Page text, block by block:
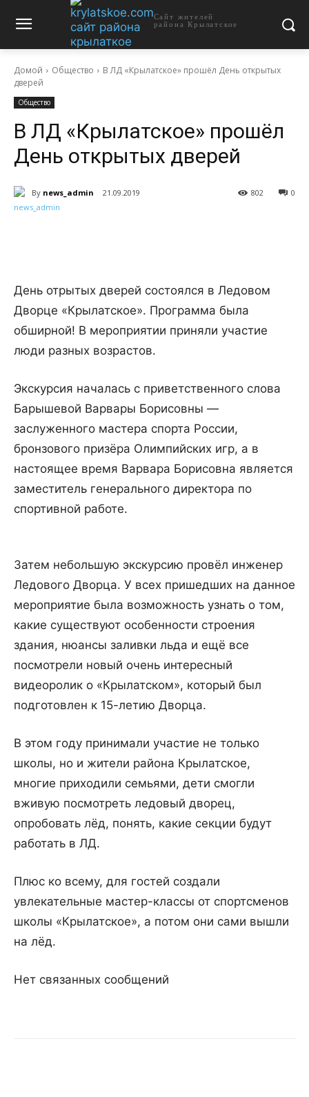
Сайт жителей
района Крылатское
Домой Общество
В ЛД «Крылатское» прошёл День открытых
дверей
Общество
В ЛД «Крылатское» прошёл
День открытых дверей
By news_admin 21.09.2019 0
802
День отрытых дверей состоялся в Ледовом
Дворце «Крылатское». Программа была
обширной! В мероприятии приняли участие
люди разных возрастов.
Экскурсия началась с приветственного слова
Барышевой Варвары Борисовны —
заслуженного мастера спорта России,
бронзового призёра Олимпийских игр, а в
настоящее время Варвара Борисовна является
заместитель генерального директора по
спортивной работе.
Затем небольшую экскурсию провёл инженер
Ледового Дворца. У всех пришедших на данное
мероприятие была возможность узнать о том,
какие существуют особенности строения
здания, нюансы заливки льда и ещё все
посмотрели новый очень интересный
видеоролик о «Крылатском», который был
подготовлен к 15-летию Дворца.
В этом году принимали участие не только
школы, но и жители района Крылатское,
многие приходили семьями, дети смогли
вживую посмотреть ледовый дворец,
опробовать лёд, понять, какие секции будут
работать в ЛД.
Плюс ко всему, для гостей создали
увлекательные мастер-классы от спортсменов
школы «Крылатское», а потом они сами вышли
на лёд.
Нет связанных сообщений